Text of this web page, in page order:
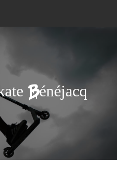
Bénéjacq